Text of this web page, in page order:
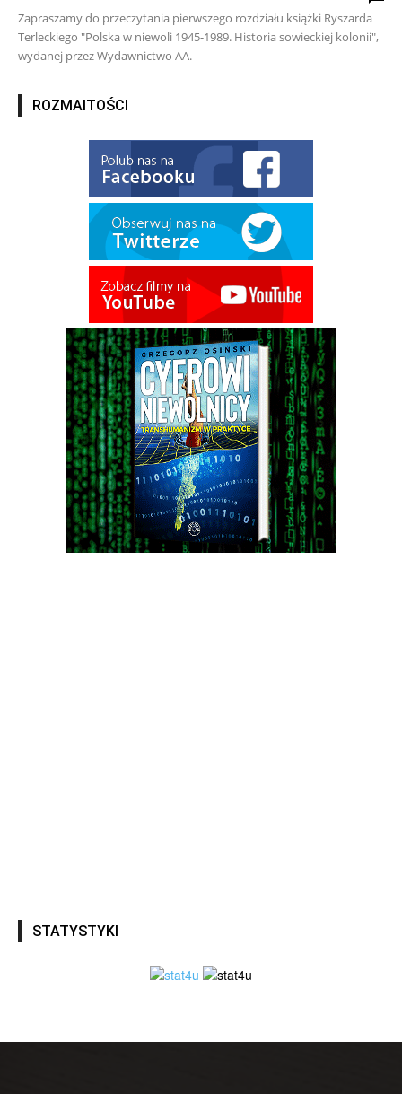
Zapraszamy do przeczytania pierwszego rozdziału książki Ryszarda
Terleckiego "Polska w niewoli 1945-1989. Historia sowieckiej kolonii",
wydanej przez Wydawnictwo AA.
ROZMAITOŚCI
STATYSTYKI